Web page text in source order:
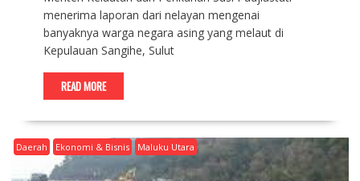
menerima laporan dari nelayan mengenai
banyaknya warga negara asing yang melaut di
Kepulauan Sangihe, Sulut
READ MORE
Daerah Ekonomi & Bisnis Maluku Utara